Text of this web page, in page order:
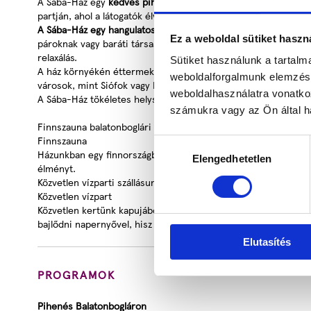
Ez a weboldal sütiket
Sütiket használunk a
weboldalforgalmunk
weboldalhasználatra
számukra vagy az Ön által
kiválasztásaElengedhetetlen
Elutasítés
partján, ahol a látogatók élvezhetik a nyugodt környezetet, a
A Sába-Ház egy hangulatos szálláshely
, amely a helyi
pároknak vagy baráti társaságoknak. A közvetlen
relaxálás.
A ház környékén éttermek, helyi piacok és bárok is
városok, mint Siófok vagy Keszthely is könnyen elérhetők.
A Sába-Ház tökéletes helyszín lehet egy nyugodt és feltöltő
Finnszauna balatonboglári szállodánkban
Finnszauna
Házunkban egy finnországból érkezett szauna várja
élményt.
Közvetlen vízparti szállásunk Balatonboglár
Közvetlen vízpart
Közvetlen kertünk kapujából kilépve találja Balatonboglár
bajlődni napernyővel, hisz a természet gondoskodik róla.
PROGRAMOK
Pihenés Balatonbogláron